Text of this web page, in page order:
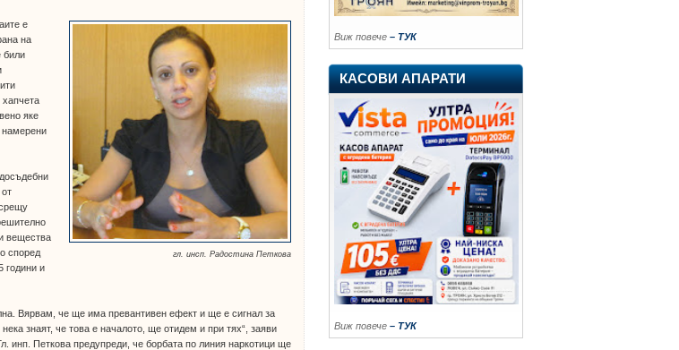
гл. инсп. Радостина Петкова
е
на
били
яке
намерени
вещества
според
години и
Вярвам, че ще има превантивен ефект и ще е сигнал за
знаят, че това е началото, ще отидем и при тях“, заяви
Петкова предупреди, че борбата по линия наркотици ще
Виж повече – ТУК
КАСОВИ АПАРАТИ
Виж повече – ТУК